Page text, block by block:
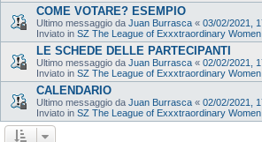
COME VOTARE? ESEMPIO
Ultimo messaggio da Juan Burrasca « 03/02/2021,
Inviato in SZ The League of Exxxtraordinary
LE SCHEDE DELLE PARTECIPANTI
Ultimo messaggio da Juan Burrasca « 02/02/2021,
Inviato in SZ The League of Exxxtraordinary
CALENDARIO
Ultimo messaggio da Juan Burrasca « 02/02/2021,
Inviato in SZ The League of Exxxtraordinary